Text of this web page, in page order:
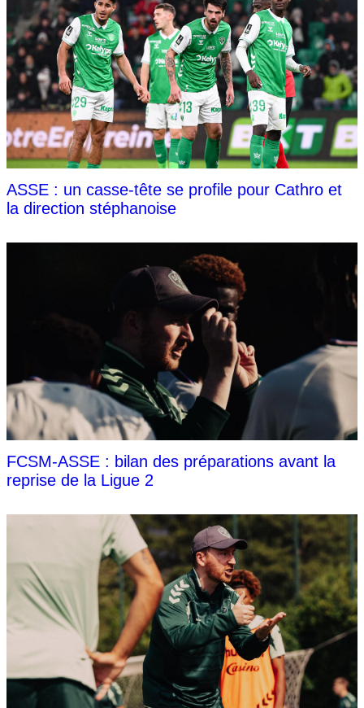
ASSE : un casse-tête se profile pour Cathro et
la direction stéphanoise
FCSM-ASSE : bilan des préparations avant la
reprise de la Ligue 2